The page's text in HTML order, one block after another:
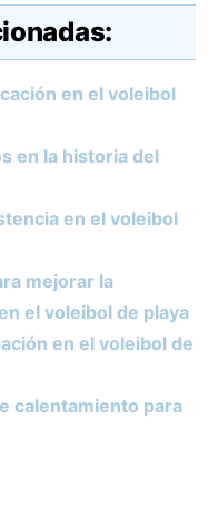
en el voleibol
en la historia del
en el voleibol
mejorar la
el voleibol de playa
en el voleibol de
calentamiento para